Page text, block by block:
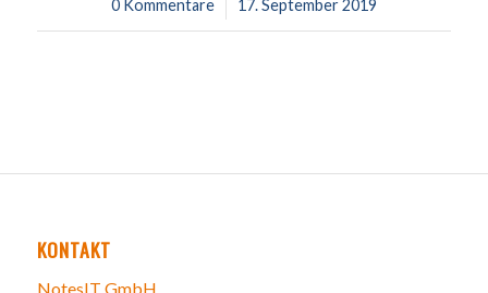
0 Kommentare
/ 17. September 2019
KONTAKT
NotesIT GmbH